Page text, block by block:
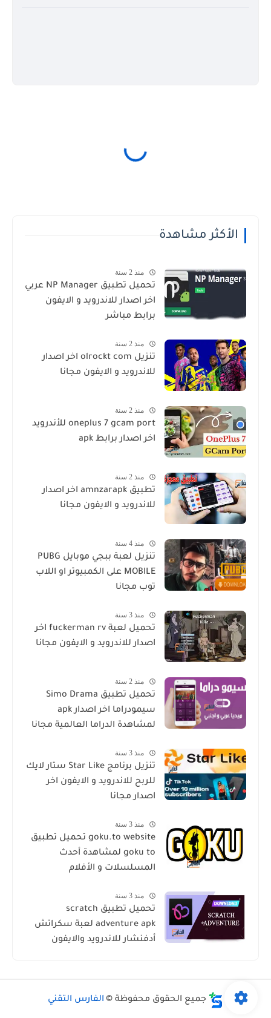
الأكثر مشاهدة
منذ 2 سنة
تحميل تطبيق NP Manager عربي
اخر اصدار للاندرويد و الايفون
برابط مباشر
منذ 2 سنة
تنزيل olrockt com اخر اصدار
للاندرويد و الايفون مجانا
منذ 2 سنة
oneplus 7 gcam port للأندرويد
اخر اصدار برابط apk
منذ 2 سنة
تطبيق amnzarapk اخر اصدار
للاندرويد و الايفون مجانا
منذ 4 سنة
تنزيل لعبة ببجي موبايل PUBG
MOBILE على الكمبيوتر او اللاب
توب مجانا
منذ 3 سنة
تحميل لعبة fuckerman rv اخر
اصدار للاندرويد و الايفون مجانا
منذ 2 سنة
تحميل تطبيق Simo Drama
سيمودراما اخر اصدار apk
لمشاهدة الدراما العالمية مجانا
منذ 3 سنة
تنزيل برنامج Star Like ستار لايك
للربح للاندرويد و الايفون اخر
اصدار مجانا
منذ 3 سنة
goku.to website تحميل تطبيق
goku to لمشاهدة أحدث
المسلسلات و الأفلام
منذ 3 سنة
تحميل تطبيق scratch
adventure apk لعبة سكراتش
أدفنشار للاندرويد والايفون
جميع الحقوق محفوظة © الفارس التقني